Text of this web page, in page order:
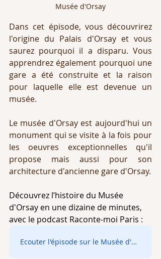
Musée d'Orsay
Dans cet épisode, vous découvrirez
l'origine du Palais d'Orsay et vous
saurez pourquoi il a disparu. Vous
apprendrez également pourquoi une
gare a été construite et la raison
pour laquelle elle est devenue un
musée.
Le musée d'Orsay est aujourd'hui un
monument qui se visite à la fois pour
les oeuvres exceptionnelles qu'il
propose mais aussi pour son
architecture d'ancienne gare d'Orsay.
Découvrez l’histoire du Musée
d'Orsay en une dizaine de minutes,
avec le podcast Raconte-moi Paris :
Ecouter l'épisode sur le Musée d'Orsay